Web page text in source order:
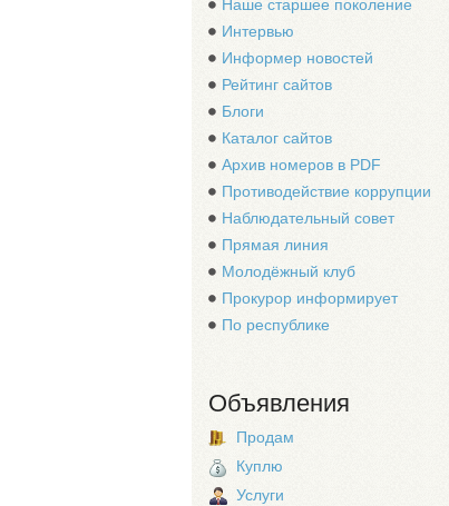
Наше старшее поколение
Интервью
Информер новостей
Рейтинг сайтов
Блоги
Каталог сайтов
Архив номеров в PDF
Противодействие коррупции
Наблюдательный совет
Прямая линия
Молодёжный клуб
Прокурор информирует
По республике
Объявления
Продам
Куплю
Услуги